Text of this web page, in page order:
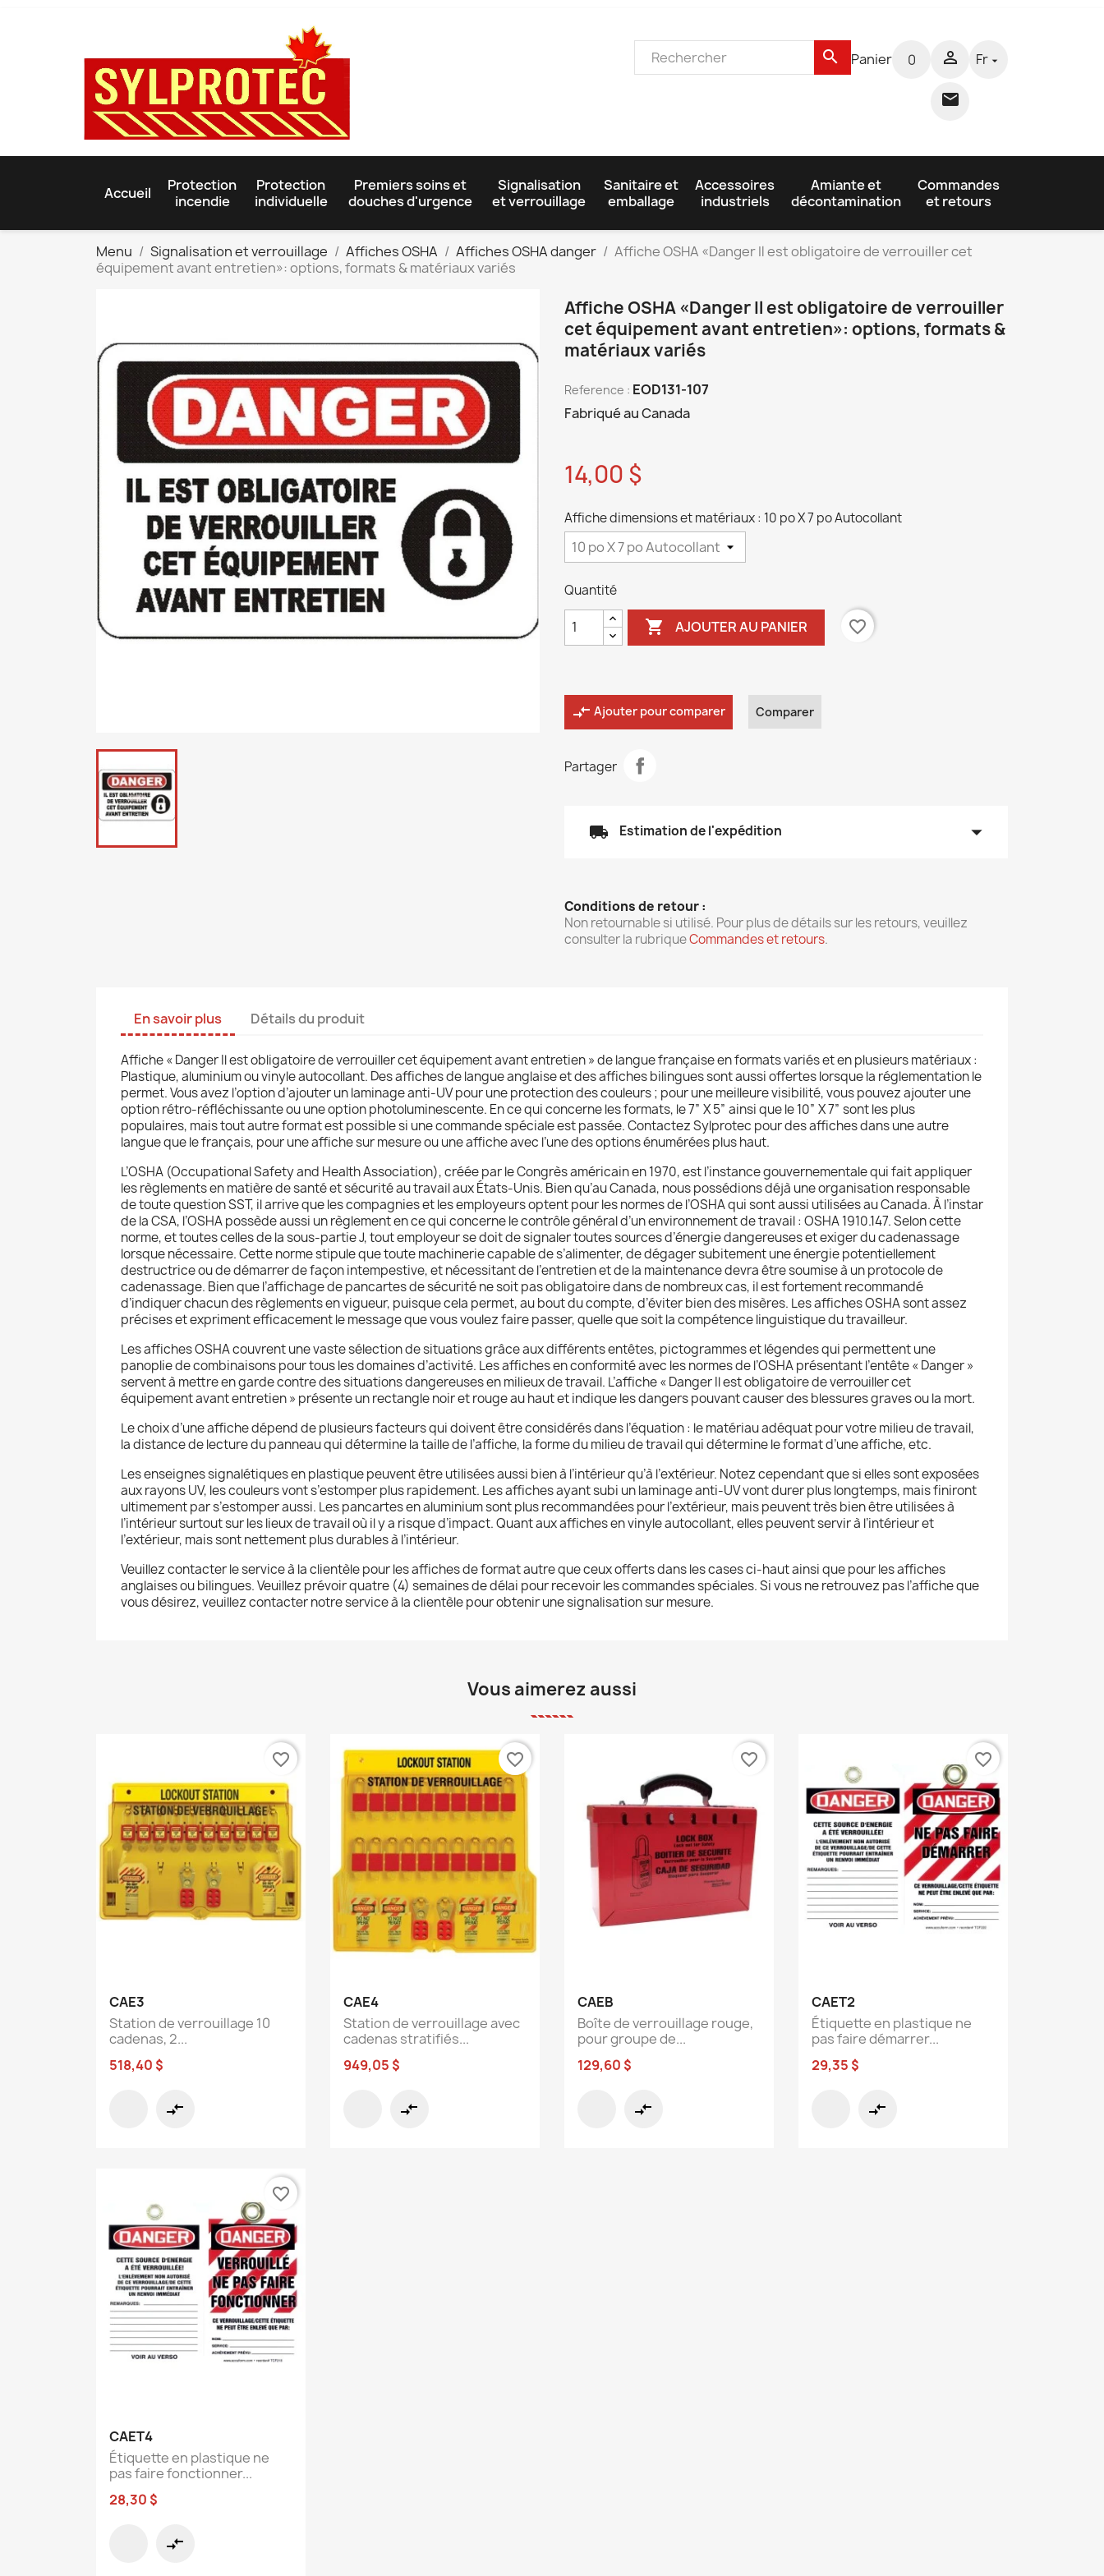
search Panier 0 

Fr 
Accueil
Protection
incendie
Protection
individuelle
Premiers soins et
douches d'urgence
Signalisation
et verrouillage
Sanitaire et
emballage
Accessoires
industriels
Amiante et
décontamination
Commandes
et retours
Menu Signalisation et verrouillage Affiches OSHA Affiches OSHA danger
Affiche OSHA «Danger Il est obligatoire de verrouiller cet
équipement avant entretien»: options, formats & matériaux variés
Affiche OSHA «Danger Il est obligatoire de verrouiller
cet équipement avant entretien»: options, formats &
matériaux variés
Reference : EOD131-107
Fabriqué au Canada
14,00 $
Affiche dimensions et matériaux : 10 po X 7 po Autocollant
Quantité
 AJOUTER AU PANIER favorite_border
compare_arrows Ajouter pour comparer Comparer
Partager
local_shipping Estimation de l'expédition arrow_drop_down
Conditions de retour :
Non retournable si utilisé. Pour plus de détails sur les retours, veuillez
consulter la rubriqueCommandes et retours.
En savoir plus Détails du produit
Affiche « Danger Il est obligatoire de verrouiller cet équipement avant entretien » de langue française en formats variés et en plusieurs matériaux :
Plastique, aluminium ou vinyle autocollant. Des affiches de langue anglaise et des affiches bilingues sont aussi offertes lorsque la réglementation le
permet. Vous avez l’option d’ajouter un laminage anti-UV pour une protection des couleurs ; pour une meilleure visibilité, vous pouvez ajouter une
option rétro-réfléchissante ou une option photoluminescente. En ce qui concerne les formats, le 7” X 5” ainsi que le 10” X 7” sont les plus
populaires, mais tout autre format est possible si une commande spéciale est passée. Contactez Sylprotec pour des affiches dans une autre
langue que le français, pour une affiche sur mesure ou une affiche avec l’une des options énumérées plus haut.
L’OSHA (Occupational Safety and Health Association), créée par le Congrès américain en 1970, est l’instance gouvernementale qui fait appliquer
les règlements en matière de santé et sécurité au travail aux États-Unis. Bien qu’au Canada, nous possédions déjà une organisation responsable
de toute question SST, il arrive que les compagnies et les employeurs optent pour les normes de l’OSHA qui sont aussi utilisées au Canada. À l’instar
de la CSA, l’OSHA possède aussi un règlement en ce qui concerne le contrôle général d’un environnement de travail : OSHA 1910.147. Selon cette
norme, et toutes celles de la sous-partie J, tout employeur se doit de signaler toutes sources d’énergie dangereuses et exiger du cadenassage
lorsque nécessaire. Cette norme stipule que toute machinerie capable de s’alimenter, de dégager subitement une énergie potentiellement
destructrice ou de démarrer de façon intempestive, et nécessitant de l’entretien et de la maintenance devra être soumise à un protocole de
cadenassage. Bien que l’affichage de pancartes de sécurité ne soit pas obligatoire dans de nombreux cas, il est fortement recommandé
d’indiquer chacun des règlements en vigueur, puisque cela permet, au bout du compte, d’éviter bien des misères. Les affiches OSHA sont assez
précises et expriment efficacement le message que vous voulez faire passer, quelle que soit la compétence linguistique du travailleur.
Les affiches OSHA couvrent une vaste sélection de situations grâce aux différents entêtes, pictogrammes et légendes qui permettent une
panoplie de combinaisons pour tous les domaines d’activité. Les affiches en conformité avec les normes de l’OSHA présentant l’entête « Danger »
servent à mettre en garde contre des situations dangereuses en milieux de travail. L’affiche « Danger Il est obligatoire de verrouiller cet
équipement avant entretien » présente un rectangle noir et rouge au haut et indique les dangers pouvant causer des blessures graves ou la mort.
Le choix d’une affiche dépend de plusieurs facteurs qui doivent être considérés dans l’équation : le matériau adéquat pour votre milieu de travail,
la distance de lecture du panneau qui détermine la taille de l’affiche, la forme du milieu de travail qui détermine le format d’une affiche, etc.
Les enseignes signalétiques en plastique peuvent être utilisées aussi bien à l’intérieur qu’à l’extérieur. Notez cependant que si elles sont exposées
aux rayons UV, les couleurs vont s’estomper plus rapidement. Les affiches ayant subi un laminage anti-UV vont durer plus longtemps, mais finiront
ultimement par s’estomper aussi. Les pancartes en aluminium sont plus recommandées pour l’extérieur, mais peuvent très bien être utilisées à
l’intérieur surtout sur les lieux de travail où il y a risque d’impact. Quant aux affiches en vinyle autocollant, elles peuvent servir à l’intérieur et
l’extérieur, mais sont nettement plus durables à l’intérieur.
Veuillez contacter le service à la clientèle pour les affiches de format autre que ceux offerts dans les cases ci-haut ainsi que pour les affiches
anglaises ou bilingues. Veuillez prévoir quatre (4) semaines de délai pour recevoir les commandes spéciales. Si vous ne retrouvez pas l’affiche que
vous désirez, veuillez contacter notre service à la clientèle pour obtenir une signalisation sur mesure.
Vous aimerez aussi
CAE3
Station de verrouillage 10
cadenas, 2...
518,40 $
compare_arrows
favorite_border
CAE4
Station de verrouillage avec
cadenas stratifiés...
949,05 $
compare_arrows
favorite_border
CAEB
Boîte de verrouillage rouge,
pour groupe de...
129,60 $
compare_arrows
favorite_border

CAET2
Étiquette en plastique ne
pas faire démarrer...
29,35 $
compare_arrows
favorite_border

CAET4
Étiquette en plastique ne
pas faire fonctionner...
28,30 $
compare_arrows
favorite_border